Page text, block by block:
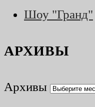
Шоу "Гранд"
АРХИВЫ
Архивы